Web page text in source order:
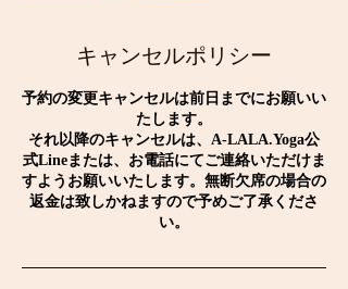
キャンセルポリシー
予約の変更キャンセルは前日までにお願いい
たします。
それ以降のキャンセルは、A-LALA.Yoga公
式Lineまたは、お電話にてご連絡いただけま
すようお願いいたします。無断欠席の場合の
返金は致しかねますので予めご了承くださ
い。